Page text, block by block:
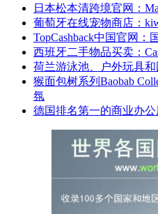
日本松本清跨境官网：
葡萄牙在线宠物商店：
TopCashback中国官网：
西班牙二手物品买卖：
荷兰游泳池、户外玩具
猴面包树系列Baobab
氛
德国排名第一的商业办公